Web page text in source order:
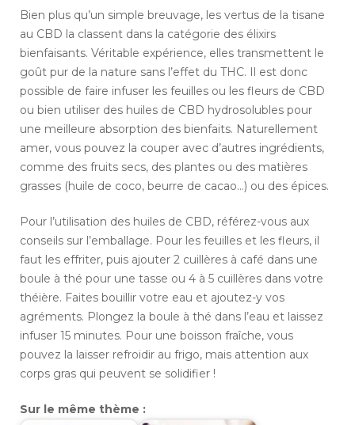
Bien plus qu’un simple breuvage, les vertus de la tisane
au CBD la classent dans la catégorie des élixirs
bienfaisants. Véritable expérience, elles transmettent le
goût pur de la nature sans l’effet du THC. Il est donc
possible de faire infuser les feuilles ou les fleurs de CBD
ou bien utiliser des huiles de CBD hydrosolubles pour
une meilleure absorption des bienfaits. Naturellement
amer, vous pouvez la couper avec d’autres ingrédients,
comme des fruits secs, des plantes ou des matières
grasses (huile de coco, beurre de cacao…) ou des épices.
Pour l’utilisation des huiles de CBD, référez-vous aux
conseils sur l’emballage. Pour les feuilles et les fleurs, il
faut les effriter, puis ajouter 2 cuillères à café dans une
boule à thé pour une tasse ou 4 à 5 cuillères dans votre
théière. Faites bouillir votre eau et ajoutez-y vos
agréments. Plongez la boule à thé dans l’eau et laissez
infuser 15 minutes. Pour une boisson fraîche, vous
pouvez la laisser refroidir au frigo, mais attention aux
corps gras qui peuvent se solidifier !
Sur le même thème :